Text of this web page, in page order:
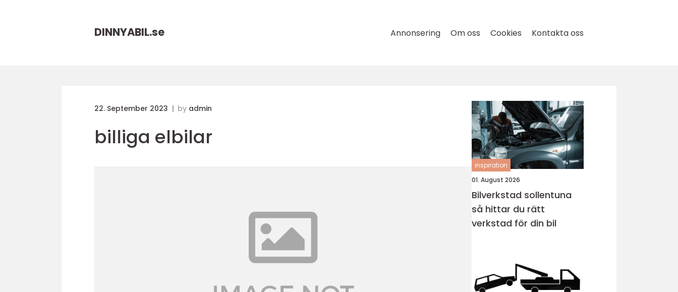
DINNYABIL.se Annonsering Om oss Cookies Kontakta oss
22. September 2023 by admin
billiga elbilar
inspiration
01. August 2026
Bilverkstad sollentuna
så hittar du rätt
verkstad för din bil